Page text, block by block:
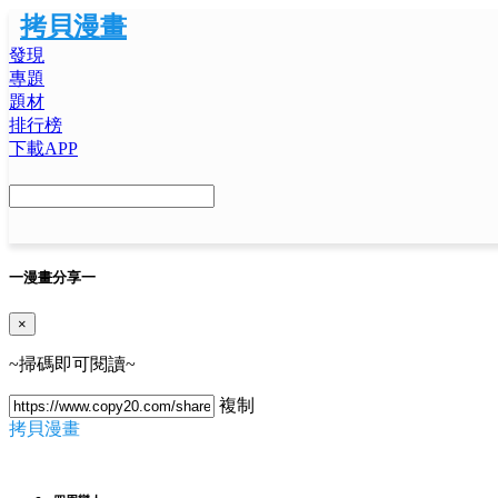
拷貝漫畫
發現
專題
題材
排行榜
下載APP
一漫畫分享一
×
~掃碼即可閱讀~
複制
拷貝漫畫